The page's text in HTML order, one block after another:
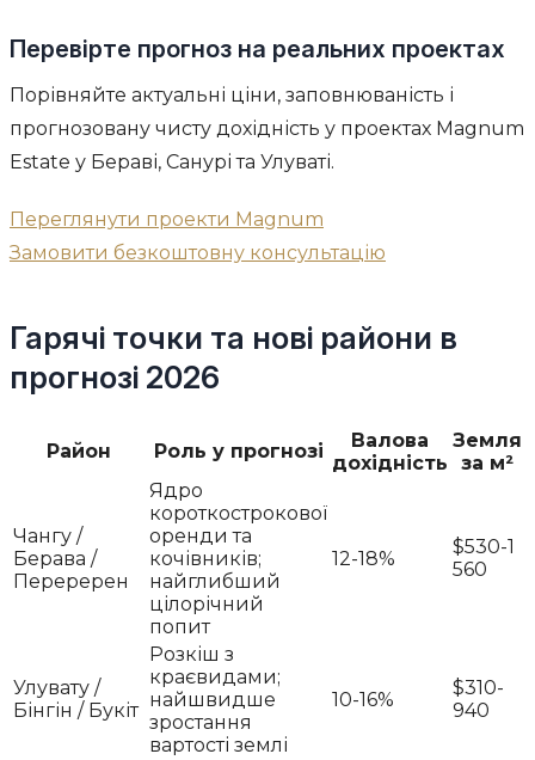
Перевірте прогноз на реальних проектах
Порівняйте актуальні ціни, заповнюваність і
прогнозовану чисту дохідність у проектах Magnum
Estate у Бераві, Санурі та Улуваті.
Переглянути проекти Magnum
Замовити безкоштовну консультацію
Гарячі точки та нові райони в
прогнозі 2026
Район Роль у прогнозі
Валова
дохідність
Земля
за м²
Чангу /
Берава /
Переререн
Ядро
короткострокової
оренди та
кочівників;
найглибший
цілорічний
попит
12-18%
$530-1
560
Улувату /
Бінгін / Букіт
Розкіш з
краєвидами;
найшвидше
зростання
вартості землі
10-16%
$310-
940